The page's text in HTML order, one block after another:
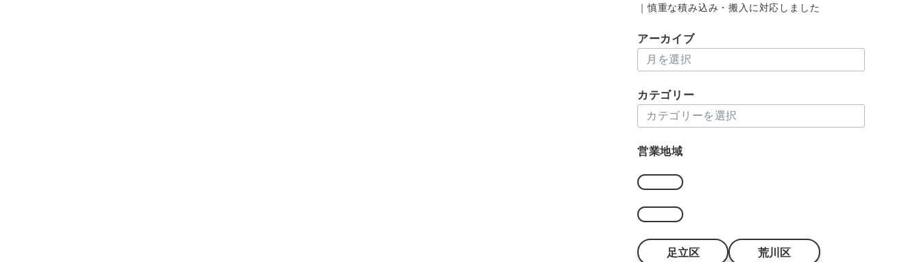
｜慎重な積み込み・搬入に対応しました
アーカイブ
ー
イ
カテゴリー
テ
リ
営業地域
足立区 荒川区